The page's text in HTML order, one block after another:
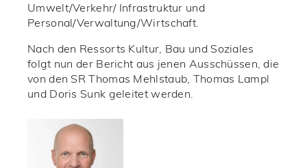
Umwelt/Verkehr/ Infrastruktur und
Personal/Verwaltung/Wirtschaft.
Nach den Ressorts Kultur, Bau und Soziales
folgt nun der Bericht aus jenen Ausschüssen, die
von den SR Thomas Mehlstaub, Thomas Lampl
und Doris Sunk geleitet werden.